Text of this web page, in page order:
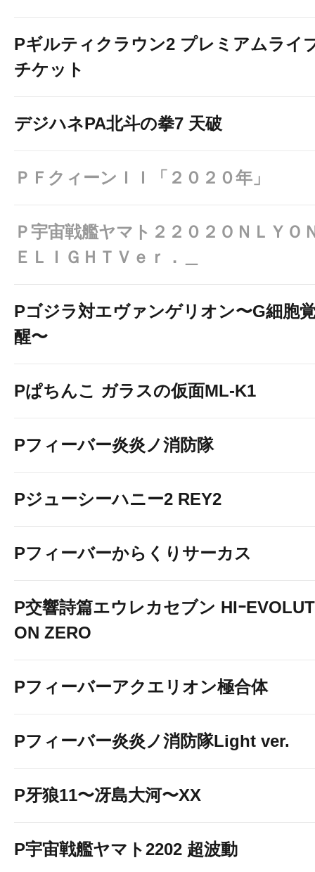
Pギルティクラウン2 プレミアムライ
チケット
デジハネPA北斗の拳7 天破
ＰＦクィーンＩＩ「２０２０年」
Ｐ宇宙戦艦ヤマト２２０２ＯＮＬＹＯ
ＥＬＩＧＨＴＶｅｒ．＿
Pゴジラ対エヴァンゲリオン〜G細胞
醒〜
Pぱちんこ ガラスの仮面ML-K1
Pフィーバー炎炎ノ消防隊
Pジューシーハニー2 REY2
Pフィーバーからくりサーカス
P交響詩篇エウレカセブン HIｰ
ON ZERO
Pフィーバーアクエリオン極合体
Pフィーバー炎炎ノ消防隊Light ver.
P牙狼11〜冴島大河〜XX
P宇宙戦艦ヤマト2202 超波動